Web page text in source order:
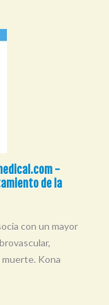
-
de la
con un mayor
muerte. Kona